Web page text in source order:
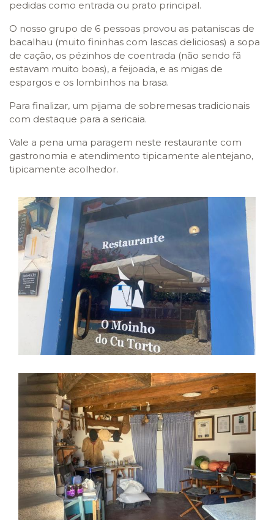
pedidas como entrada ou prato principal.
O nosso grupo de 6 pessoas provou as pataniscas de
bacalhau (muito fininhas com lascas deliciosas) a sopa
de cação, os pézinhos de coentrada (não sendo fã
estavam muito boas), a feijoada, e as migas de
espargos e os lombinhos na brasa.
Para finalizar, um pijama de sobremesas tradicionais
com destaque para a sericaia.
Vale a pena uma paragem neste restaurante com
gastronomia e atendimento tipicamente alentejano,
tipicamente acolhedor.